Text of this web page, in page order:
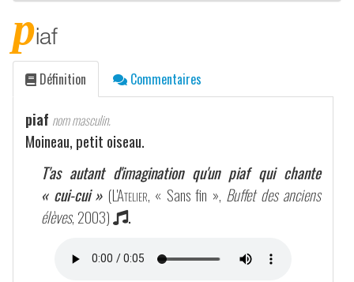
piaf
Définition Commentaires
piaf nom masculin.
Moineau, petit oiseau.
T'as autant d'imagination qu'un piaf qui chante
« cui-cui » (L'Atelier, « Sans fin », Buffet des anciens
élèves, 2003) .